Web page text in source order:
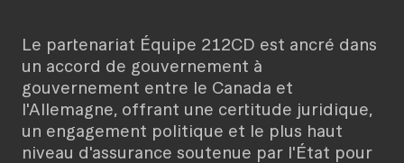
Le partenariat Équipe 212CD est ancré dans
un accord de gouvernement à
gouvernement entre le Canada et
l'Allemagne, offrant une certitude juridique,
un engagement politique et le plus haut
niveau d'assurance soutenue par l'État pour